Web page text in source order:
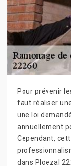
Pour prévenir
faut réaliser
une loi
annuellement
Cependant,
dans Ploezal